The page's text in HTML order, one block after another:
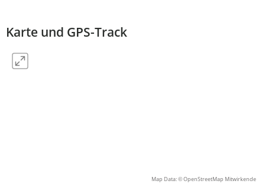
Karte und GPS-Track
Map Data: © OpenStreetMap Mitwirkende